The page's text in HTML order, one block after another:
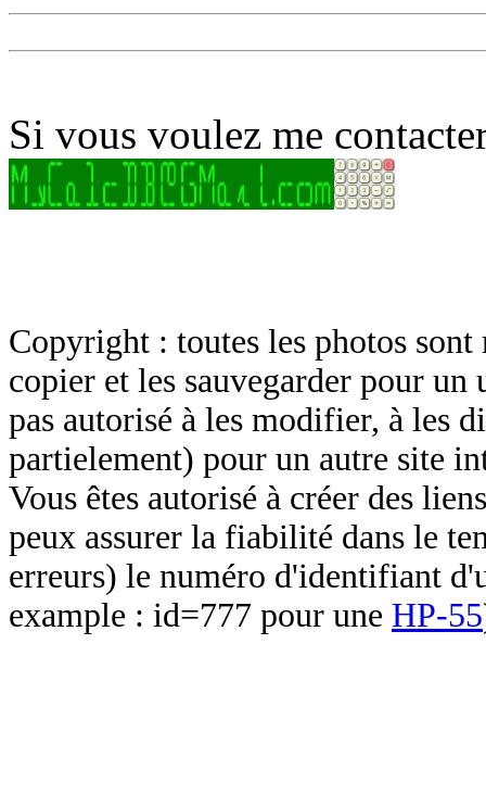
Si vous voulez me
Copyright : toutes les photos sont
copier et les sauvegarder pour un
pas autorisé à les modifier, à les
partielement) pour un autre site
Vous êtes autorisé à créer des
peux assurer la fiabilité dans le
erreurs) le numéro d'identifiant
example : id=777 pour une HP-55